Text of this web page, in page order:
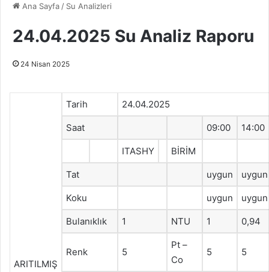
Ana Sayfa / Su Analizleri
24.04.2025 Su Analiz Raporu
24 Nisan 2025
ARITILMIŞ
Tarih 24.04.2025
Saat 09:00 14:00
ITASHY BİRİM
Tat uygun uygun
Koku uygun uygun
Bulanıklık 1 NTU 1 0,94
Renk 5
Pt –
Co
5 5